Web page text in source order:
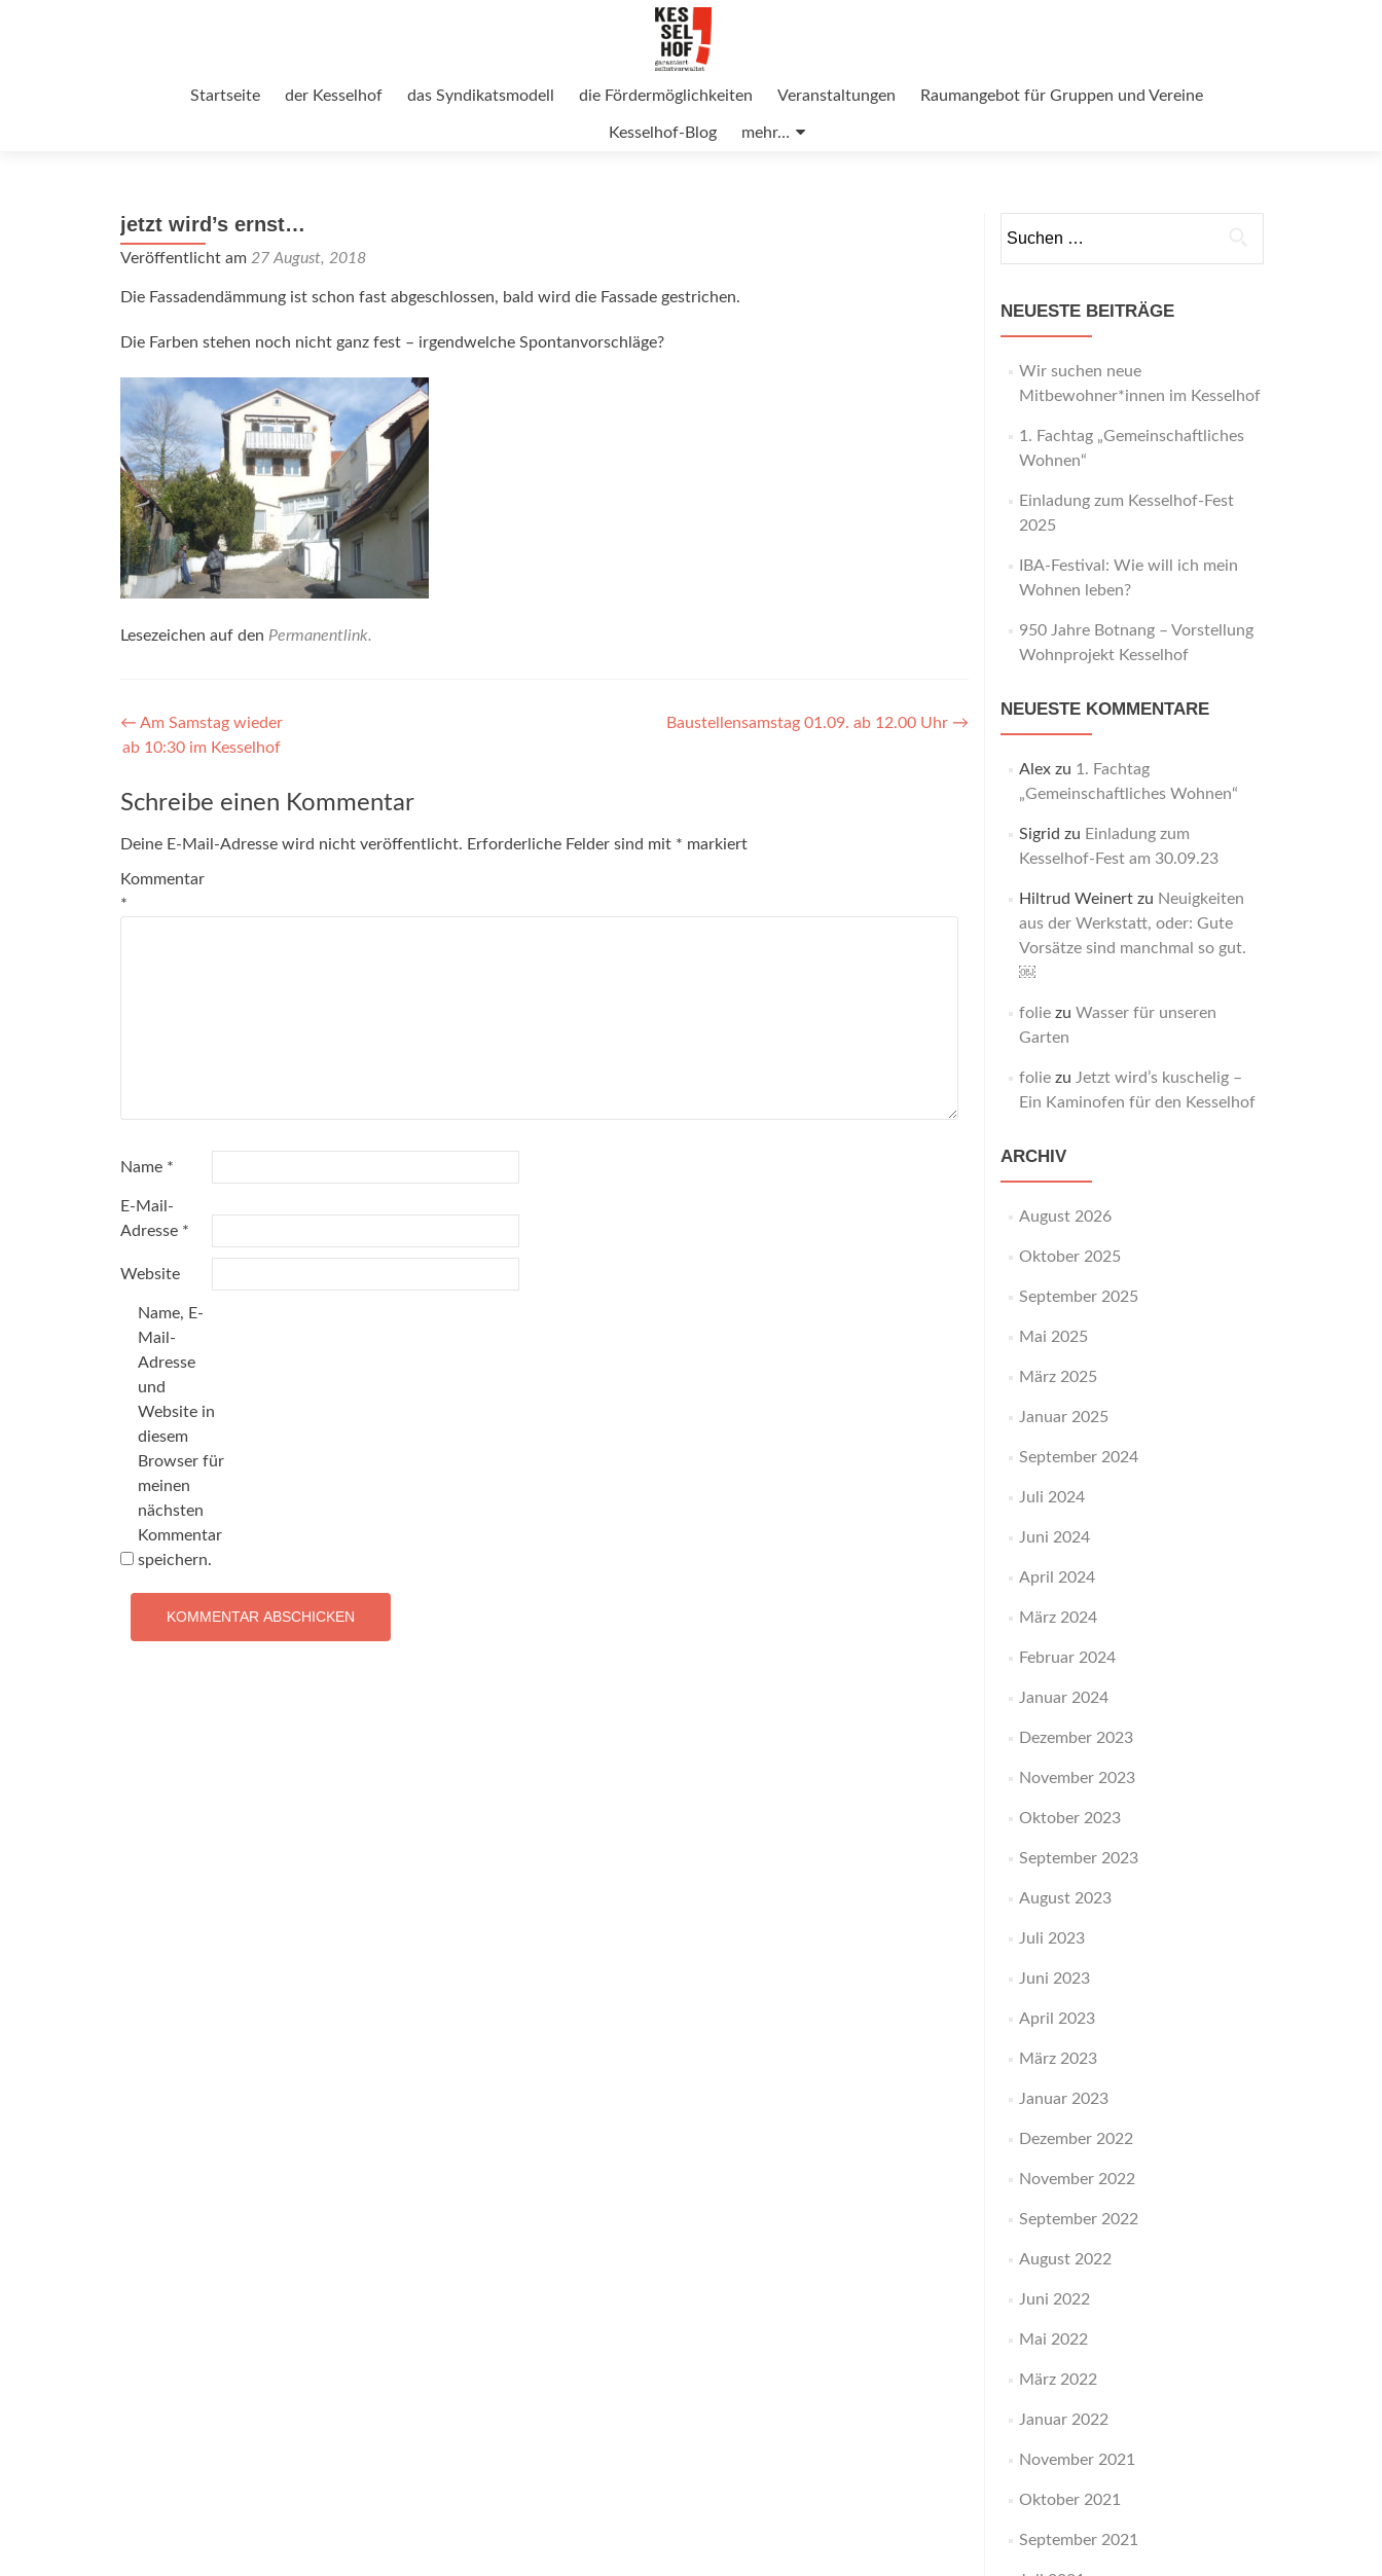
Startseite der Kesselhof das Syndikatsmodell die Fördermöglichkeiten Veranstaltungen Raumangebot für Gruppen und Vereine
Kesselhof-Blog mehr…
jetzt wird’s ernst…
Veröffentlicht am 27 August, 2018
Die Fassadendämmung ist schon fast abgeschlossen, bald wird die Fassade gestrichen.
Die Farben stehen noch nicht ganz fest – irgendwelche Spontanvorschläge?
Lesezeichen auf den Permanentlink.
Beitragsnavigation
← Am Samstag wieder
ab 10:30 im Kesselhof
Baustellensamstag 01.09. ab 12.00 Uhr →
Schreibe einen Kommentar
Deine E-Mail-Adresse wird nicht veröffentlicht. Erforderliche Felder sind mit * markiert
Kommentar
*
Name *
E-Mail-
Adresse *
Website
Name, E-
Mail-
Adresse
und
Website in
diesem
Browser für
meinen
nächsten
Kommentar
speichern.
nach:
NEUESTE BEITRÄGE
Wir suchen neue
Mitbewohner*innen im Kesselhof
1. Fachtag „Gemeinschaftliches
Wohnen“
Einladung zum Kesselhof-Fest
2025
IBA-Festival: Wie will ich mein
Wohnen leben?
950 Jahre Botnang – Vorstellung
Wohnprojekt Kesselhof
NEUESTE KOMMENTARE
Alexzu 1. Fachtag
„Gemeinschaftliches Wohnen“
Sigrid zu Einladung zum
Kesselhof-Fest am 30.09.23
Hiltrud Weinertzu Neuigkeiten
aus der Werkstatt, oder: Gute
Vorsätze sind manchmal so gut.
￼
foliezu Wasser für unseren
Garten
foliezu Jetzt wird’s kuschelig –
Ein Kaminofen für den Kesselhof
ARCHIV
August 2026
Oktober 2025
September 2025
Mai 2025
März 2025
Januar 2025
September 2024
Juli 2024
Juni 2024
April 2024
März 2024
Februar 2024
Januar 2024
Dezember 2023
November 2023
Oktober 2023
September 2023
August 2023
Juli 2023
Juni 2023
April 2023
März 2023
Januar 2023
Dezember 2022
November 2022
September 2022
August 2022
Juni 2022
Mai 2022
März 2022
Januar 2022
November 2021
Oktober 2021
September 2021